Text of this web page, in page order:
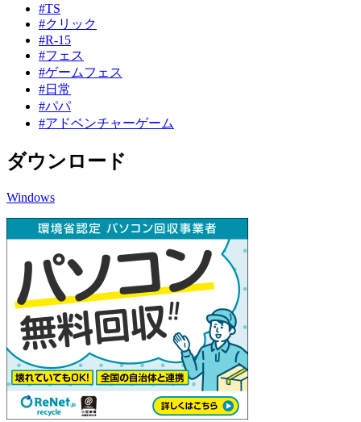
#TS
#クリック
#R-15
#フェス
#ゲームフェス
#日常
#パパ
#アドベンチャーゲーム
ダウンロード
Windows